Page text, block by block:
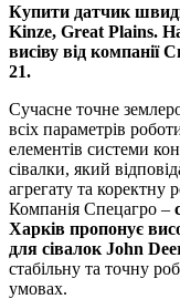
Купити датчик
Kinze, Great Plains.
висіву від компанії
21.
Сучасне точне
всіх параметрів
елементів системи
сівалки, який
агрегату та коректну
Компанія Спецагро –
Харків пропонує
для сівалок John
стабільну та точну
умовах.